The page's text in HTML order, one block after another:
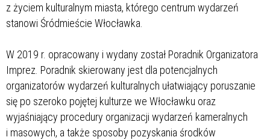
z życiem kulturalnym miasta, którego centrum wydarzeń
stanowi Śródmieście Włocławka.
W 2019 r. opracowany i wydany został Poradnik Organizatora
Imprez. Poradnik skierowany jest dla potencjalnych
organizatorów wydarzeń kulturalnych ułatwiający poruszanie
się po szeroko pojętej kulturze we Włocławku oraz
wyjaśniający procedury organizacji wydarzeń kameralnych
i masowych, a także sposoby pozyskania środków